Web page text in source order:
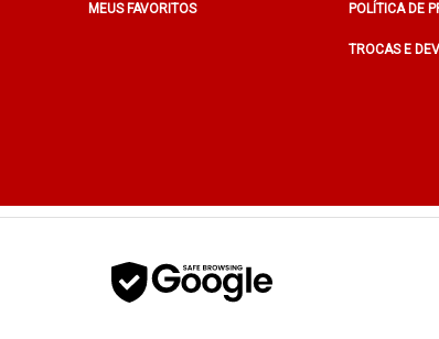
MEUS FAVORITOS POLÍTICA DE
TROCAS E